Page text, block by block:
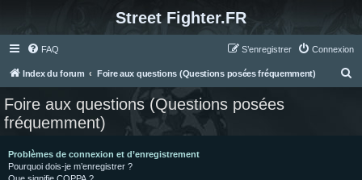
Street Fighter.FR
FAQ Connexion
S’enregistrer
Index du forum Foire aux questions (Questions posées fréquemment)
Foire aux questions (Questions posées
fréquemment)
Problèmes de connexion et d’enregistrement
Pourquoi dois-je m’enregistrer ?